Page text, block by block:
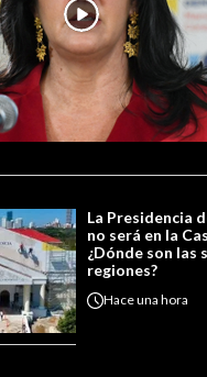
La Presidencia
no será en la
¿Dónde son las
regiones?
Haceuna hora